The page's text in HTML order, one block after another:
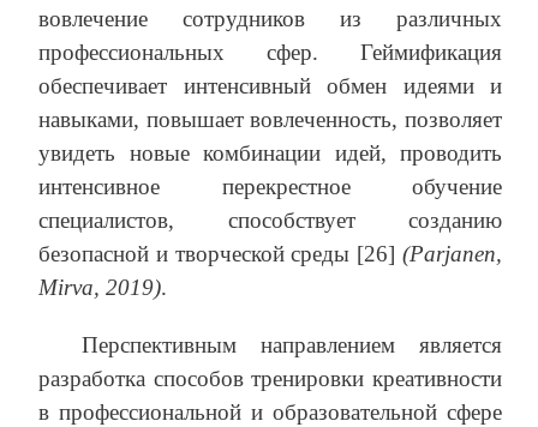
вовлечение сотрудников из различных
профессиональных сфер. Геймификация
обеспечивает интенсивный обмен идеями и
навыками, повышает вовлеченность, позволяет
увидеть новые комбинации идей, проводить
интенсивное перекрестное обучение
специалистов, способствует созданию
безопасной и творческой среды [26] (Parjanen,
Mirva, 2019).
Перспективным направлением является
разработка способов тренировки креативности
в профессиональной и образовательной сфере